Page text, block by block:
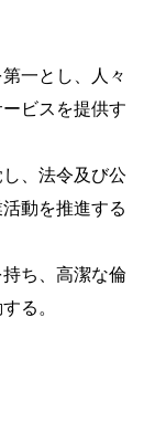
一とし、人々
ビスを提供す
、法令及び公
動を推進する
ち、高潔な倫
る。